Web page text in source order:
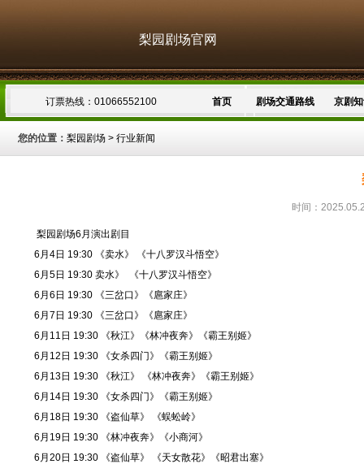
梨园剧场官网
订票热线：01066552100 首页 剧场交通路线 京剧
您的位置： 梨园剧场 > 行业新闻
时间：
梨园剧场6月演出剧目
6月4日 19:30 《卖水》 《十八罗汉斗悟空》
6月5日 19:30 卖水》 《十八罗汉斗悟空》
6月6日 19:30 《三岔口》《扈家庄》
6月7日 19:30 《三岔口》《扈家庄》
6月11日 19:30 《秋江》《林冲夜奔》《霸王别姬》
6月12日 19:30 《女杀四门》《霸王别姬》
6月13日 19:30 《秋江》 《林冲夜奔》《霸王别姬》
6月14日 19:30 《女杀四门》《霸王别姬》
6月18日 19:30 《盗仙草》 《蜈蚣岭》
6月19日 19:30 《林冲夜奔》《小商河》
6月20日 19:30 《盗仙草》 《天女散花》《昭君出塞》